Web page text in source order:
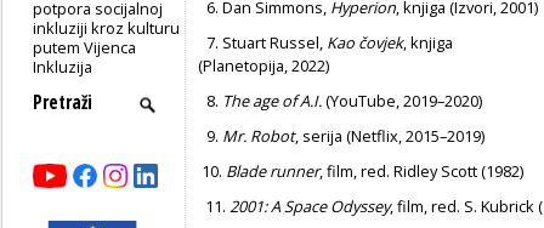
potpora socijalnoj
inkluziji kroz kulturu
putem Vijenca
Inkluzija
6. Dan Simmons, Hyperion, knjiga (Izvori, 2001)
7. Stuart Russel, Kao čovjek, knjiga
(Planetopija, 2022)
8. The age of A.I.(YouTube, 2019–2020)
9. Mr. Robot, serija (Netflix, 2015–2019)
10. Blade runner, film, red. Ridley Scott (1982)
11. 2001: A Space Odyssey, film, red. S. Kubrick